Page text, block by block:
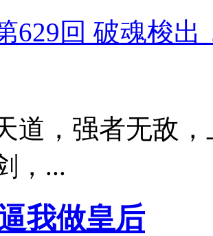
629回 破魂梭出
道，强者无敌
，...
我做皇后